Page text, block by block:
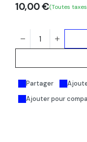
Ajouter pour
Partager
10,00€(Toutes